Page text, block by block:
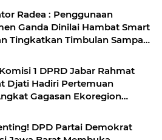
Radea : Penggunaan
Ganda Dinilai Hambat Smart
Tingkatkan Timbulan Sampah
1 DPRD Jabar Rahmat
Djati Hadiri Pertemuan
Gagasan Ekoregion
DPD Partai Demokrat